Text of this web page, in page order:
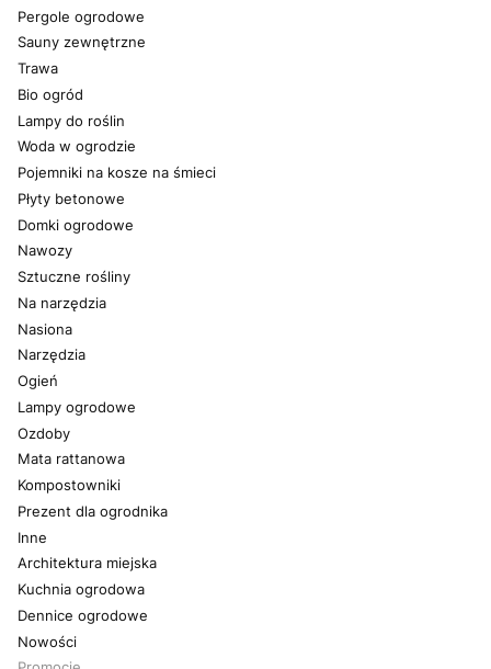
Pergole ogrodowe
Sauny zewnętrzne
Trawa
Bio ogród
Lampy do roślin
Woda w ogrodzie
Pojemniki na kosze na śmieci
Płyty betonowe
Domki ogrodowe
Nawozy
Sztuczne rośliny
Na narzędzia
Nasiona
Narzędzia
Ogień
Lampy ogrodowe
Ozdoby
Mata rattanowa
Kompostowniki
Prezent dla ogrodnika
Inne
Architektura miejska
Kuchnia ogrodowa
Dennice ogrodowe
Nowości